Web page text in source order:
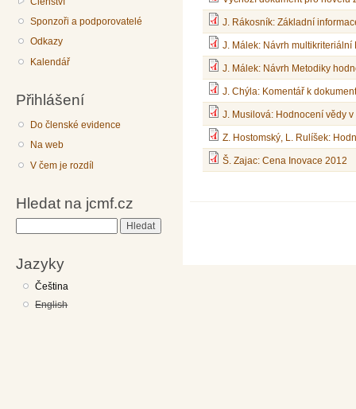
Sponzoři a podporovatelé
Odkazy
Kalendář
Přihlášení
Do členské evidence
Na web
V čem je rozdíl
Hledat na jcmf.cz
Jazyky
Čeština
English
J. Rákosník: Základní
J. Málek: Návrh
J. Málek: Návrh Metodiky
J. Chýla: Komentář k
J. Musilová: Hodnocení vědy v
Z. Hostomský, L. Rulíšek:
Š. Zajac: Cena Inovace 2012